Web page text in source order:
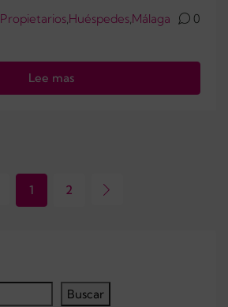
Propietarios Huéspedes Málaga 0
Lee mas
1 2
Buscar